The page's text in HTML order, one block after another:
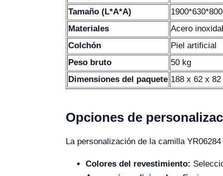
Tamaño (L*A*A)
Materiales
Acero
Colchón
Piel artificial
Peso bruto
50 kg
Dimensiones del paquete 188 x 62 x
Opciones de
La personalización de la camilla
Colores del revestimiento: